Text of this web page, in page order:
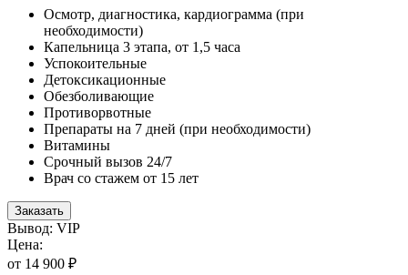
Осмотр, диагностика, кардиограмма (при
необходимости)
Капельница 3 этапа, от 1,5 часа
Успокоительные
Детоксикационные
Обезболивающие
Противорвотные
Препараты на 7 дней (при необходимости)
Витамины
Срочный вызов 24/7
Врач со стажем от 15 лет
Заказать
Вывод: VIP
Цена:
от 14 900 ₽